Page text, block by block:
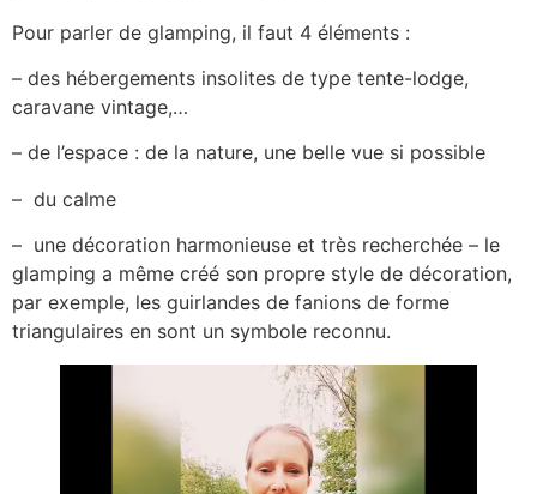
Pour parler de glamping, il faut 4 éléments :
– des hébergements insolites de type tente-lodge,
caravane vintage,…
– de l’espace : de la nature, une belle vue si possible
– du calme
– une décoration harmonieuse et très recherchée – le
glamping a même créé son propre style de décoration,
par exemple, les guirlandes de fanions de forme
triangulaires en sont un symbole reconnu.